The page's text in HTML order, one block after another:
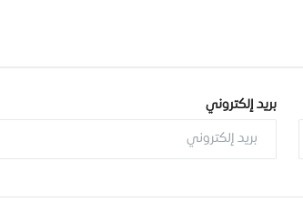
بريد إلكتروني